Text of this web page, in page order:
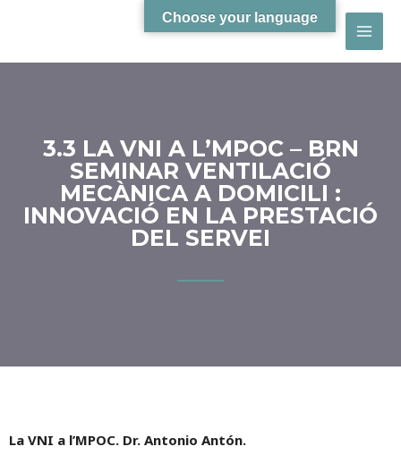
3.3 LA VNI A L’MPOC – BRN
SEMINAR VENTILACIÓ
MECÀNICA A DOMICILI :
INNOVACIÓ EN LA PRESTACIÓ
DEL SERVEI
La VNI a l’MPOC. Dr. Antonio Antón.
Choose your language